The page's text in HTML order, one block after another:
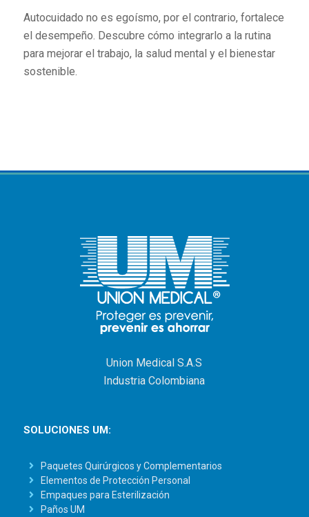
Autocuidado no es egoísmo, por el contrario, fortalece
el desempeño. Descubre cómo integrarlo a la rutina
para mejorar el trabajo, la salud mental y el bienestar
sostenible.
Union Medical S.A.S
Industria Colombiana
SOLUCIONES UM:
Paquetes Quirúrgicos y Complementarios
Elementos de Protección Personal
Empaques para Esterilización
Paños UM